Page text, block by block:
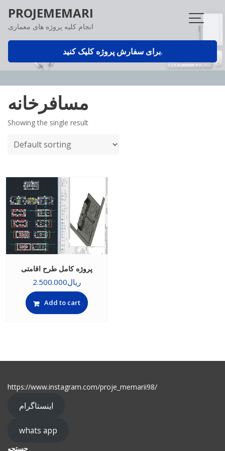
content
PROJEMEMARI
انجام کلیه پروژه های معماری
برای سفارش پروژه کلیک کنید.
مسافرخانه
Showing the single result
پروژه کامل طرح اقامتی
ریال2.500.000
Add to cart
https://www.instagram.com/proje_memarii98/
اینستاگرام
whats app
جستجو